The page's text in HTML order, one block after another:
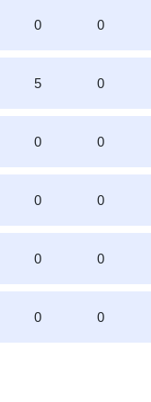
0 0
5 0
0 0
0 0
0 0
0 0